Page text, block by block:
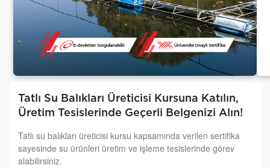
Tatlı Su Balıkları Üreticisi Kursuna Katılın,
Üretim Tesislerinde Geçerli Belgenizi Alın!
Tatlı su balıkları üreticisi kursu kapsamında verilen sertifika
sayesinde su ürünleri üretim ve işleme tesislerinde görev
alabilirsiniz.